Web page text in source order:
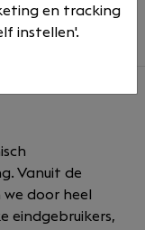
Vanuit de
door heel
eindgebruikers,
en tracking
instellen'.